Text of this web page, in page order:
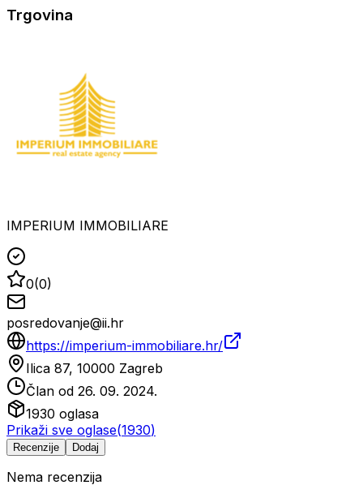
Trgovina
IMPERIUM IMMOBILIARE
0(0)
posredovanje@ii.hr
https://imperium-immobiliare.hr/
Ilica 87, 10000 Zagreb
Član od 26. 09. 2024.
1930 oglasa
Prikaži sve oglase(1930)
Recenzije Dodaj
Nema recenzija